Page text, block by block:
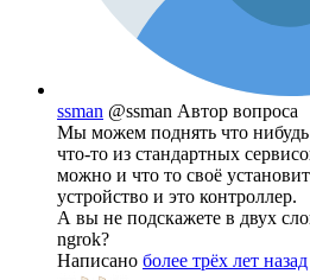
ssman @ssman Автор вопроса
Мы можем поднять что нибудь
что-то из стандартных
можно и что то своё
устройство и это контроллер.
А вы не подскажете в двух
ngrok?
Написано более трёх лет назад